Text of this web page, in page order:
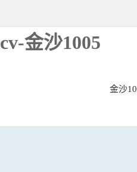
cv-金沙1005
金沙